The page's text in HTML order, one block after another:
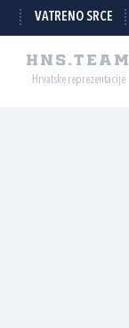
VATRENO SRCE
HNS.TEAM
Hrvatske reprezentacije